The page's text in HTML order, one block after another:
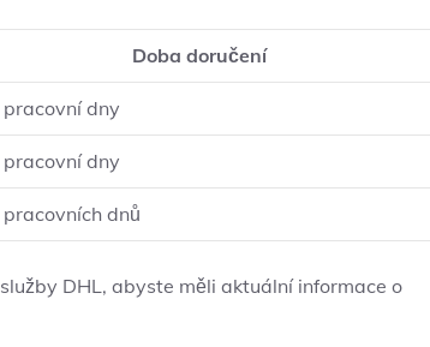
Doba doručení
dny
dny
dnů
DHL, abyste měli aktuální informace o